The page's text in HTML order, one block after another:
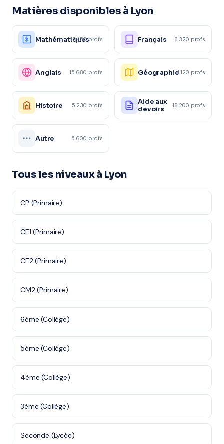
Matières disponibles à Lyon
Mathématiques
12 450 profs Français 8 320 profs
Anglais 15 680 profs Géographie4 120 profs
Histoire 5 230 profs
Aide aux
devoirs
18 200 profs
Autre 5 600 profs
Tous les niveaux à Lyon
CP (Primaire)
CE1 (Primaire)
CE2 (Primaire)
CM2 (Primaire)
6ème (Collège)
5ème (Collège)
4ème (Collège)
3ème (Collège)
Seconde (Lycée)